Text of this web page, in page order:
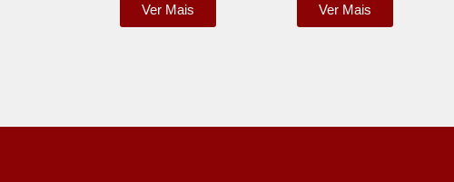
Ver Mais
Ver Mais